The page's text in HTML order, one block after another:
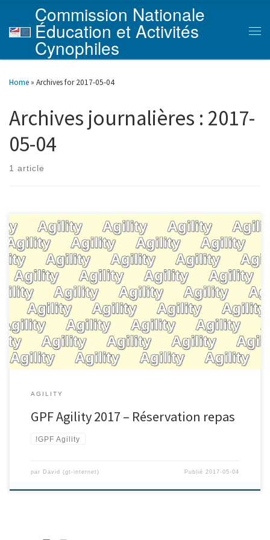
Skip to content
Commission Nationale
Éducation et Activités
Cynophiles
Home » Archives for 2017-05-04
Archives journalières : 2017-
05-04
1 article
AGILITY
GPF Agility 2017 – Réservation repas
!GPF Agility
par David (gt-internet) Publié 2017-05-04